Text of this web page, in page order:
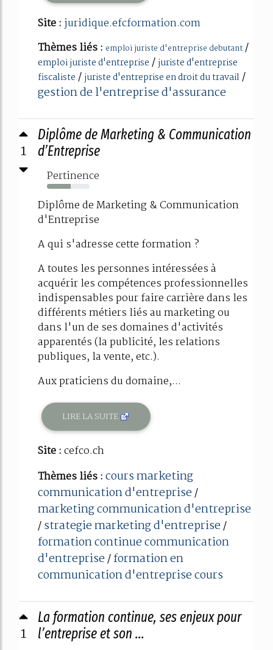
Site : juridique.efcformation.com
Thèmes liés : emploi juriste d'entreprise debutant/
emploi juriste d'entreprise / juriste d'entreprise
fiscaliste / juriste d'entreprise en droit du travail /
gestion de l'entreprise d'assurance
1
Diplôme de Marketing & Communication
d’Entreprise
Pertinence
56%
Diplôme de Marketing & Communication
d'Entreprise
A qui s'adresse cette formation ?
A toutes les personnes intéressées à
acquérir les compétences professionnelles
indispensables pour faire carrière dans les
différents métiers liés au marketing ou
dans l'un de ses domaines d'activités
apparentés (la publicité, les relations
publiques, la vente, etc.).
Aux praticiens du domaine,...
LIRE LA SUITE
Site :cefco.ch
Thèmes liés :cours marketing
communication d'entreprise/
marketing communication d'entreprise
/strategie marketing d'entreprise/
formation continue communication
d'entreprise/formation en
communication d'entreprise cours
1
La formation continue, ses enjeux pour
l’entreprise et son ...